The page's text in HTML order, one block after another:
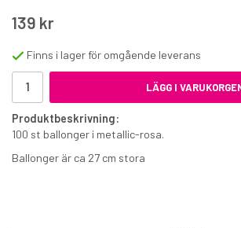
139 kr
Finns i lager för omgående leverans
LÄGG I
Produktbeskrivning:
100 st ballonger i metallic-rosa.
Ballonger är ca 27 cm stora